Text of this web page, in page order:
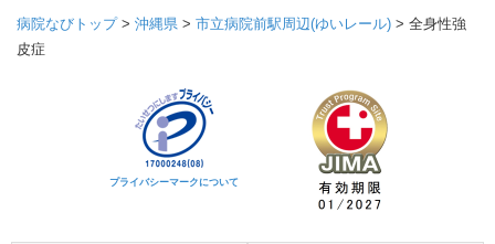
病院なびトップ> 沖縄県 > 市立病院前駅周辺(ゆいレール) > 全身性強
皮症
プライバシーマークについて